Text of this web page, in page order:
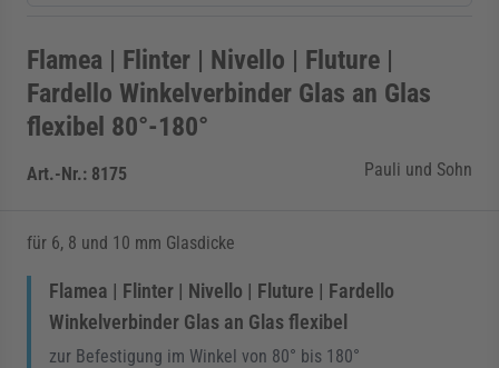
Flamea | Flinter | Nivello | Fluture |
Fardello Winkelverbinder Glas an Glas
flexibel 80°-180°
Art.-Nr.: 8175 Pauli und Sohn
für 6, 8 und 10 mm Glasdicke
Flamea | Flinter | Nivello | Fluture | Fardello
Winkelverbinder Glas an Glas flexibel
zur Befestigung im Winkel von 80° bis 180°